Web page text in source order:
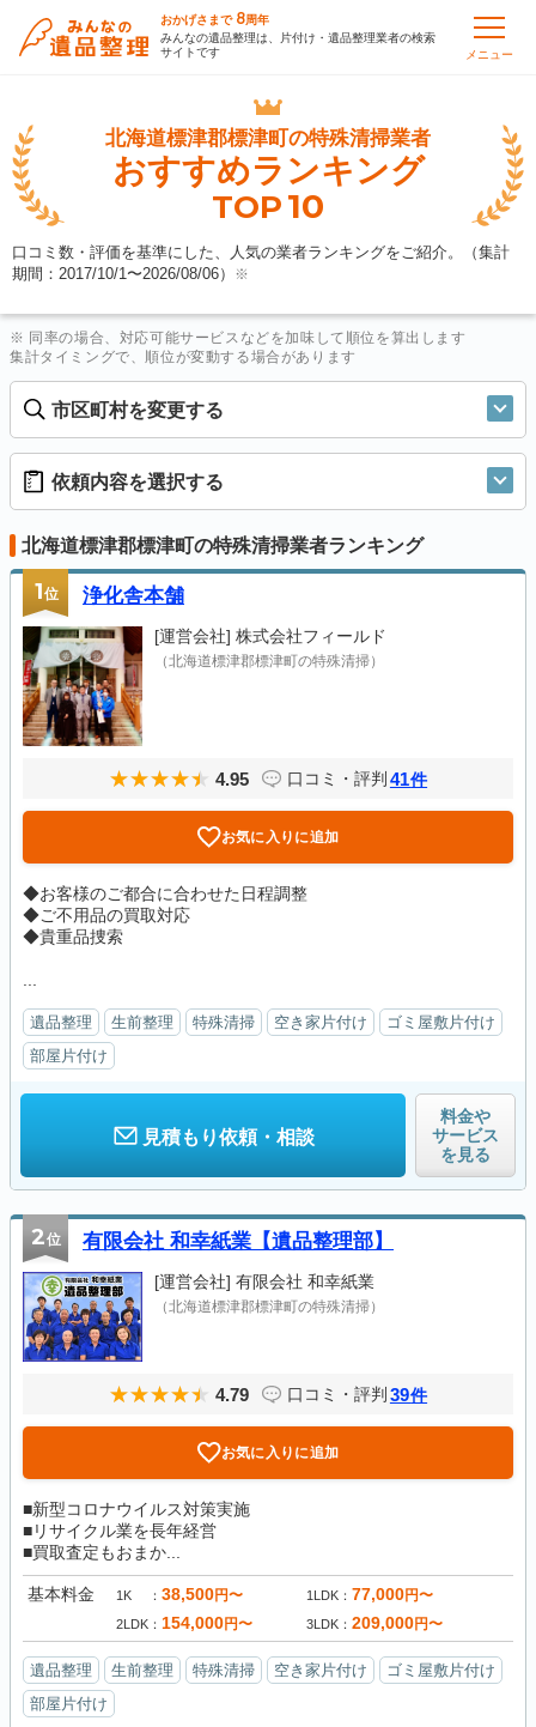
おかげさまで 8周年
みんなの遺品整理は、片付け・遺品整理業者の検索
サイトです
メニュー
北海道標津郡標津町の特殊清掃業者
おすすめランキング
TOP10
口コミ数・評価を基準にした、人気の業者ランキングをご紹介。（集計
期間：2017/10/1〜2026/08/06） ※
※ 同率の場合、対応可能サービスなどを加味して順位を算出します
集計タイミングで、順位が変動する場合があります
市区町村を変更する
依頼内容を選択する
北海道標津郡標津町の特殊清掃業者ランキング
1位 浄化舎本舗
[運営会社] 株式会社フィールド
（北海道標津郡標津町の特殊清掃）
4.95 口コミ・評判 41件
お気に入りに追加
◆お客様のご都合に合わせた日程調整
◆ご不用品の買取対応
◆貴重品捜索
遺品整理 生前整理 特殊清掃 空き家片付け
ゴミ屋敷片付け
部屋片付け
見積もり依頼・相談
料金や
サービス
を見る
2位 有限会社 和幸紙業【遺品整理部】
[運営会社] 有限会社 和幸紙業
（北海道標津郡標津町の特殊清掃）
4.79 口コミ・評判 39件
お気に入りに追加
■新型コロナウイルス対策実施
■リサイクル業を長年経営
■買取査定もおまか...
基本料金 1K 38,500円〜 1LDK 77,000円〜
2LDK 154,000円〜 3LDK 209,000円〜
遺品整理 生前整理 特殊清掃 空き家片付け
ゴミ屋敷片付け
部屋片付け